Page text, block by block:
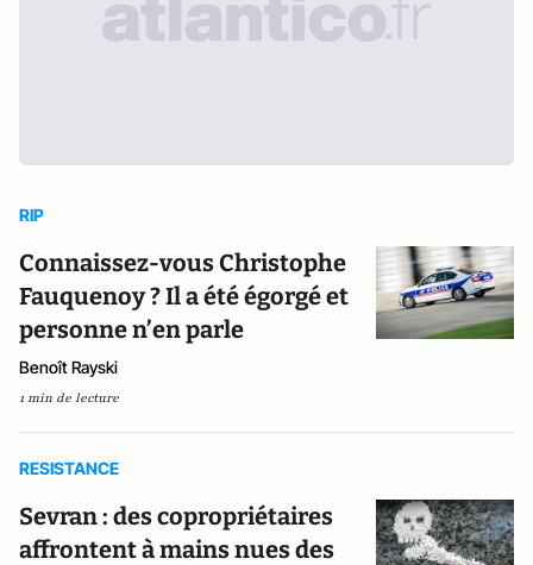
RIP
Connaissez-vous Christophe
Fauquenoy ? Il a été égorgé et
personne n’en parle
Benoît Rayski
1 min de lecture
RESISTANCE
Sevran : des copropriétaires
affrontent à mains nues des